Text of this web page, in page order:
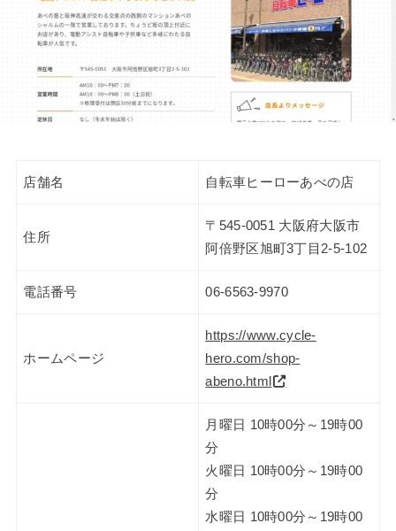
店舗名 自転車ヒーローあべの店
住所
〒545-0051 大阪府大阪市
阿倍野区旭町3丁目2-5-102
電話番号 06-6563-9970
ホームページ
https://www.cycle-
hero.com/shop-
abeno.html
月曜日 10時00分～19時00
分
火曜日 10時00分～19時00
分
水曜日 10時00分～19時00